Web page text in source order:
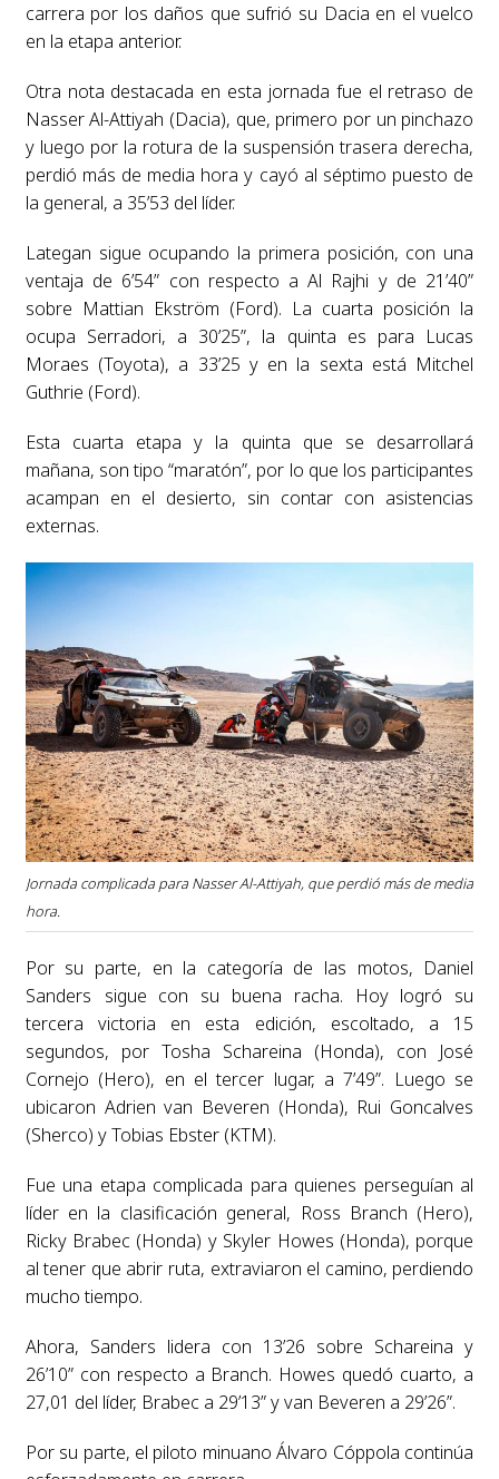
carrera por los daños que sufrió su Dacia en el vuelco
en la etapa anterior.
Otra nota destacada en esta jornada fue el retraso de
Nasser Al-Attiyah (Dacia), que, primero por un pinchazo
y luego por la rotura de la suspensión trasera derecha,
perdió más de media hora y cayó al séptimo puesto de
la general, a 35’53 del líder.
Lategan sigue ocupando la primera posición, con una
ventaja de 6’54” con respecto a Al Rajhi y de 21’40”
sobre Mattian Ekström (Ford). La cuarta posición la
ocupa Serradori, a 30’25”, la quinta es para Lucas
Moraes (Toyota), a 33’25 y en la sexta está Mitchel
Guthrie (Ford).
Esta cuarta etapa y la quinta que se desarrollará
mañana, son tipo “maratón”, por lo que los participantes
acampan en el desierto, sin contar con asistencias
externas.
Jornada complicada para Nasser Al-Attiyah, que perdió más de media
hora.
Por su parte, en la categoría de las motos, Daniel
Sanders sigue con su buena racha. Hoy logró su
tercera victoria en esta edición, escoltado, a 15
segundos, por Tosha Schareina (Honda), con José
Cornejo (Hero), en el tercer lugar, a 7’49”. Luego se
ubicaron Adrien van Beveren (Honda), Rui Goncalves
(Sherco) y Tobias Ebster (KTM).
Fue una etapa complicada para quienes perseguían al
líder en la clasificación general, Ross Branch (Hero),
Ricky Brabec (Honda) y Skyler Howes (Honda), porque
al tener que abrir ruta, extraviaron el camino, perdiendo
mucho tiempo.
Ahora, Sanders lidera con 13’26 sobre Schareina y
26’10” con respecto a Branch. Howes quedó cuarto, a
27,01 del líder, Brabec a 29’13” y van Beveren a 29’26”.
Por su parte, el piloto minuano Álvaro Cóppola continúa